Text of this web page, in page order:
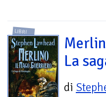
LIBRI
La
di